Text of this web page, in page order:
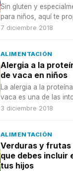
Sin gluten y
para niños, aquí te
platos que puedes
7 diciembre 2018
ALIMENTACIÓN
Alergia a la
de vaca en niños
La alergia a la
vaca es una de las
alimentarias más
evidencien.
3 diciembre 2018
ALIMENTACIÓN
Verduras y frutas
que debes incluir
tus hijos